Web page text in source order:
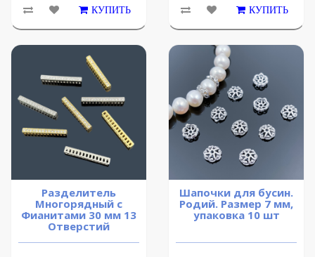
КУПИТЬ КУПИТЬ
Разделитель
Многорядный с
Фианитами 30 мм 13
Отверстий
Шапочки для бусин.
Родий. Размер 7 мм,
упаковка 10 шт